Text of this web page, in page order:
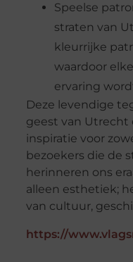
Speelse
straten van
kleurrijke
waardoor
ervaring
Deze levendige
geest van Utrecht
inspiratie voor
bezoekers die de
herinneren ons
alleen esthetiek;
van cultuur,
https://